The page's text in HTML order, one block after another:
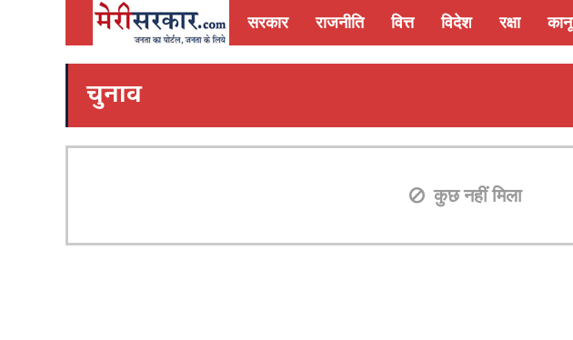
सरकार राजनीति वित्त विदेश रक्षा
चुनाव
कुछ नहीं मिला